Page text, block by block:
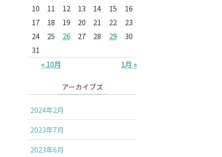
« 10月 1月 »
10
11 12 13 14 15
16
17
18 19 20 21 22
23
24
25 26 27 28 29
30
31
アーカイブズ
2024年2月
2023年7月
2023年6月